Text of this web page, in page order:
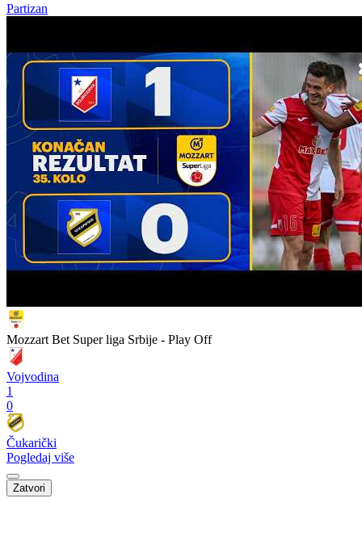
Partizan
Mozzart Bet Super liga Srbije - Play Off
Vojvodina
1
0
Čukarički
Pogledaj više
Zatvori